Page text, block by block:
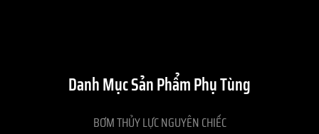
Danh Mục Sản Phẩm Phụ Tùng
BƠM THỦY LỰC NGUYÊN CHIẾC